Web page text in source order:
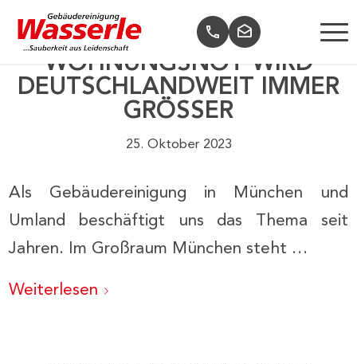
WOHNUNGSNOT WIRD
DEUTSCHLANDWEIT IMMER
GRÖSSER
25. Oktober 2023
Als Gebäudereinigung in München und
Umland beschäftigt uns das Thema seit
Jahren. Im Großraum München steht …
Weiterlesen